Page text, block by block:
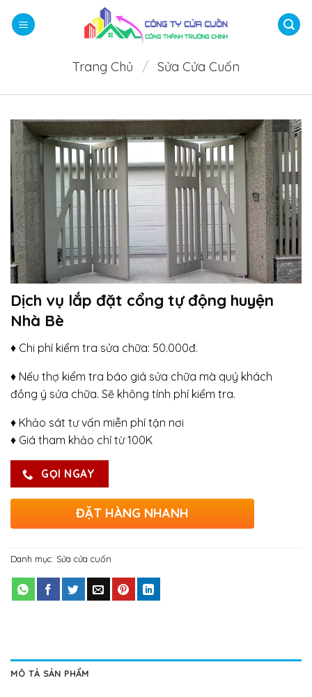
qua
Trang Chủ / Sửa Cửa Cuốn
Dịch vụ lắp đặt cổng tự động huyện
Nhà Bè
♦ Chi phí kiểm tra sửa chữa: 50.000đ.
♦ Nếu thợ kiểm tra báo giá sửa chữa mà quý khách
đồng ý sửa chữa. Sẽ không tính phí kiểm tra.
♦ Khảo sát tư vấn miễn phí tận nơi
♦ Giá tham khảo chỉ từ 100K
GỌI NGAY
ĐẶT HÀNG NHANH
Danh mục: Sửa cửa cuốn
MÔ TẢ SẢN PHẨM